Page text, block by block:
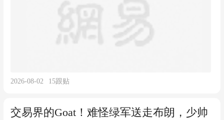
2026-08-02 15跟贴
交易界的Goat！难怪绿军送走布朗，少帅